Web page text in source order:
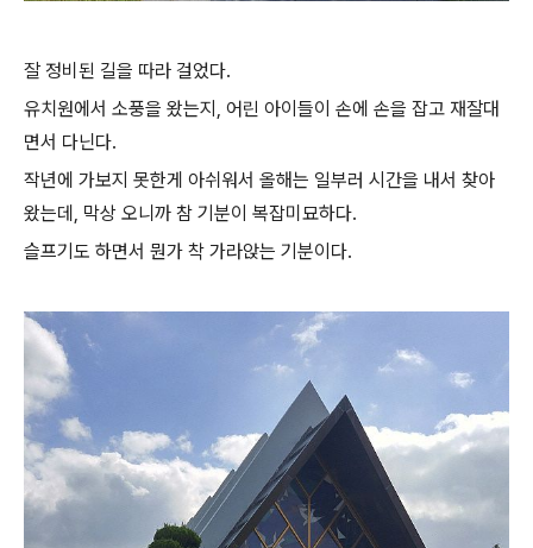
잘 정비된 길을 따라 걸었다.
유치원에서 소풍을 왔는지, 어린 아이들이 손에 손을 잡고 재잘대
면서 다닌다.
작년에 가보지 못한게 아쉬워서 올해는 일부러 시간을 내서 찾아
왔는데, 막상 오니까 참 기분이 복잡미묘하다.
슬프기도 하면서 뭔가 착 가라앉는 기분이다.